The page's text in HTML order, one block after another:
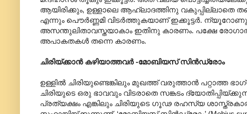
ആയിരിക്കും, ഉള്ളാലെ ആഹ്ലാദത്തിനു വകുപ്പില്ലാതെ
എന്നും പൌർണ്ണമി വിടർത്തുകയാണ് ഇക്കൂട്ടർ.
അസന്തുലിതാവസ്തയാകാം ഇതിനു കാരണം. പക്ഷേ രോഗാതുര
അപാകതകൾ തന്നെ കാരണം.
ചിരിയ്ക്കാൻ കഴിയാത്തവർ -മോബിയസ് സിൻഡ്രോം
ഉള്ളിൽ ചിരിയുണ്ടെങ്കിലും മുഖത്ത് വരുത്താൻ
ചിരിയുടെ ഒരു ഭാവവും വിടരാതെ സങ്കടം
പ്രത്യക്ഷം എങ്കിലും ചിരിയുടെ ഗൂഢ രഹസ്യ